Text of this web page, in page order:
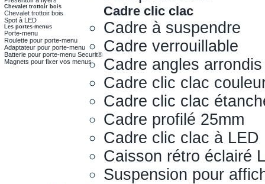
Chevalet trottoir bois
Chevalet trottoir bois
Spot à LED
Les portes-menus
Porte-menu
Roulette pour porte-menu
Adaptateur pour porte-menu
Batterie pour porte-menu Securit®
Magnets pour fixer vos menus
Cadre clic clac
Cadre à suspendre
Cadre verrouillable
Cadre angles arrondis
Cadre clic clac
Cadre clic clac
Cadre profilé 25mm
Cadre clic clac à LED
Caisson rétro éclairé
Suspension pour